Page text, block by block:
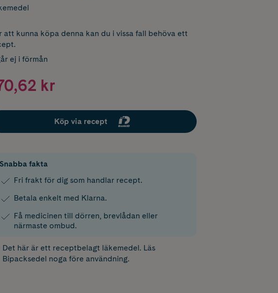
att kunna köpa denna kan du i vissa fall behöva ett
ej i förmån
kr
Köp via recept
Snabba fakta
Fri frakt för dig som handlar recept.
Betala enkelt med Klarna.
Få medicinen till dörren, brevlådan eller
närmaste ombud.
Det här är ett receptbelagt läkemedel. Läs
Bipacksedel noga före användning.